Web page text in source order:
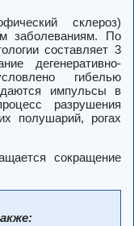
склероз)
заболеваниям. По
составляет 3
дегенеративно-
гибелью
импульсы в
разрушения
полушарий, рогах
сокращение